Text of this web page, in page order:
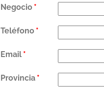
Negocio *
Teléfono *
Email *
Provincia *